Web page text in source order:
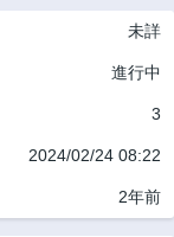
未詳
進行中
3
2024/02/24 08:22
2年前